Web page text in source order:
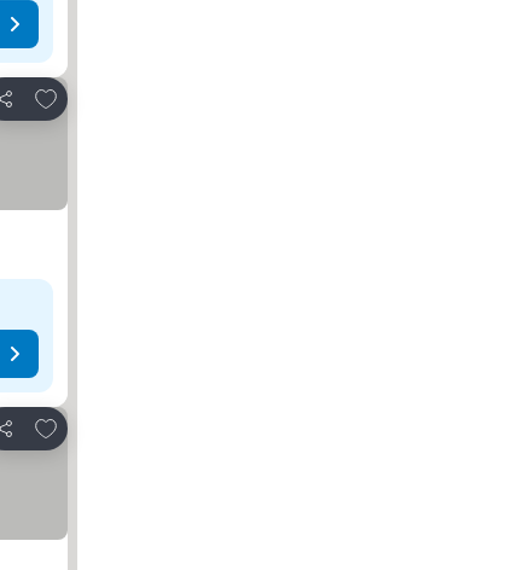
Teilen
Zu Favoriten hinzufügen
Teilen
Zu Favoriten hinzufügen